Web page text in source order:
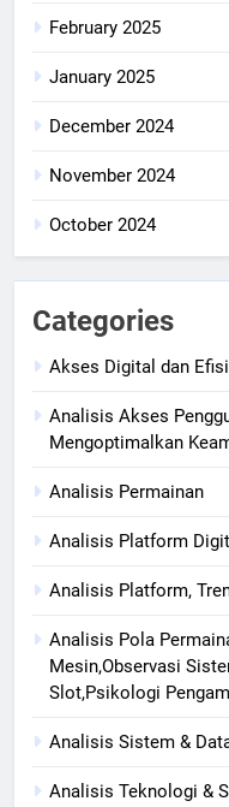
February 2025
January 2025
December 2024
November 2024
October 2024
Categories
Akses Digital dan
Analisis Akses
Mengoptimalkan
Analisis Permainan
Analisis Platform
Analisis Platform,
Analisis Pola
Mesin,Observasi
Slot,Psikologi
Analisis Sistem &
Analisis Teknologi &